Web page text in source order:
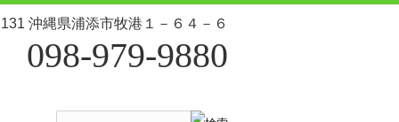
沖縄県浦添市牧港１－６４－６
098-979-9880